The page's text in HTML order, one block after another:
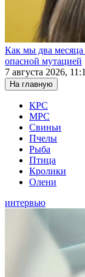
Как мы два месяца
опасной мутацией
7 августа 2026,
На главную
КРС
МРС
Свиньи
Пчелы
Рыба
Птица
Кролики
Олени
интервью